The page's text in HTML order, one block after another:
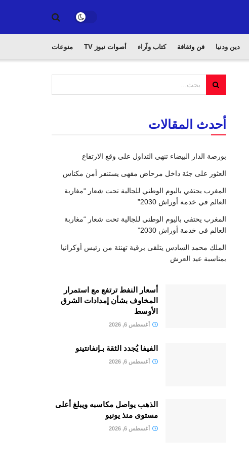
دين ودنيا فن وثقافة كتاب وآراء أصوات نيوز TV منوعات
أحدث المقالات
بورصة الدار البيضاء تنهي التداول على وقع الارتفاع
العثور على جثة داخل مرحاض مقهى يستنفر أمن مكناس
المغرب يحتفي باليوم الوطني للجالية تحت شعار “مغاربة
العالم في خدمة أوراش 2030”
المغرب يحتفي باليوم الوطني للجالية تحت شعار “مغاربة
العالم في خدمة أوراش 2030”
الملك محمد السادس يتلقى برقية تهنئة من رئيس أوكرانيا
بمناسبة عيد العرش
أسعار النفط ترتفع مع استمرار
المخاوف بشأن إمدادات الشرق
الأوسط
أغسطس 6, 2026
الفيفا يُجدد الثقة بـإنفانتينو
أغسطس 6, 2026
الذهب يواصل مكاسبه ويبلغ أعلى
مستوى منذ يونيو
أغسطس 6, 2026